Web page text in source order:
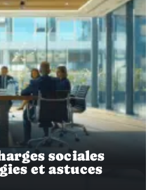
sociales
et astuces